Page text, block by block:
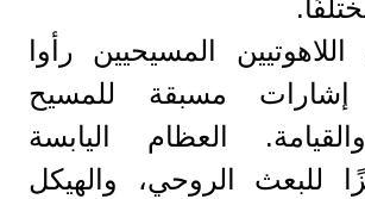
المسيحيين رأوا
مسبقة للمسيح
العظام اليابسة
للبعث الروحي، والهيكل